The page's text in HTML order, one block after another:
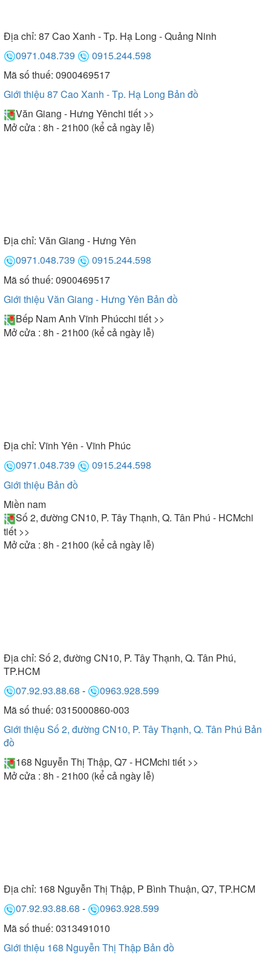
Địa chỉ: 87 Cao Xanh - Tp. Hạ Long - Quảng Ninh
0971.048.739
0915.244.598
Mã số thuế: 0900469517
Giới thiệu 87 Cao Xanh - Tp. Hạ Long Bản đồ
Văn Giang - Hưng Yênchi tiết >>
Mở cửa : 8h - 21h00 (kể cả ngày lễ)
Địa chỉ: Văn Giang - Hưng Yên
0971.048.739
0915.244.598
Mã số thuế: 0900469517
Giới thiệu Văn Giang - Hưng Yên Bản đồ
Bếp Nam Anh Vĩnh Phúcchi tiết >>
Mở cửa : 8h - 21h00 (kể cả ngày lễ)
Địa chỉ: Vĩnh Yên - Vĩnh Phúc
0971.048.739
0915.244.598
Giới thiệu Bản đồ
Miền nam
Số 2, đường CN10, P. Tây Thạnh, Q. Tân Phú - HCMchi
tiết >>
Mở cửa : 8h - 21h00 (kể cả ngày lễ)
Địa chỉ: Số 2, đường CN10, P. Tây Thạnh, Q. Tân Phú,
TP.HCM
07.92.93.88.68 -
0963.928.599
Mã số thuế: 0315000860-003
Giới thiệu Số 2, đường CN10, P. Tây Thạnh, Q. Tân Phú Bản
đồ
168 Nguyễn Thị Thập, Q7 - HCMchi tiết >>
Mở cửa : 8h - 21h00 (kể cả ngày lễ)
Địa chỉ: 168 Nguyễn Thị Thập, P Bình Thuận, Q7, TP.HCM
07.92.93.88.68 -
0963.928.599
Mã số thuế: 0313491010
Giới thiệu 168 Nguyễn Thị Thập Bản đồ